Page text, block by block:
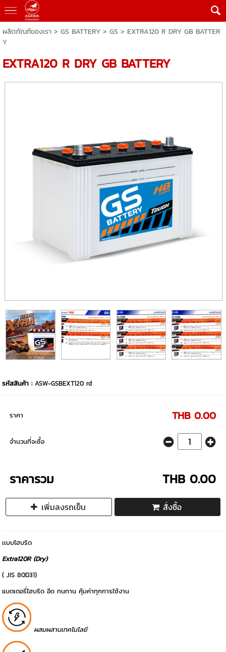
ผลิตภัณฑ์ของเรา> GS BATTERY> GS > EXTRA120 R DRY GB BATTER
Y
EXTRA120 R DRY GB BATTERY
รหัสสินค้า :ASW-GSBEXT120 rd
ราคา THB 0.00
จำนวนที่จะซื้อ
ราคารวม THB 0.00
เพิ่มลงรถเข็น สั่งซื้อ
เเบบไฮบริด
Extra120R (Dry)
( JIS 80D31)
แบตเตอรี่ไฮบริด อึด ทนทาน คุ้มค่าทุกการใช้งาน
ผสมผสานเทคโนโลยี